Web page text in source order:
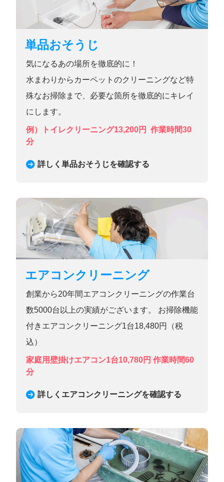
単品おそうじ
気になるあの場所を徹底的に！
水まわりからカーペットのクリーニングなど特
殊なお掃除まで、必要な箇所を徹底的にキレイ
にします。
例）トイレクリーニング13,200円
作業時間30
分
詳しく単品おそうじを確認する
エアコンクリーニング
創業から20年間エアコンクリーニングの作業台
数5000台以上の実績がございます。 お掃除機能
付きエアコンクリーニング1台18,480円（税
込）
家庭用壁掛けエアコン1台10,780円 作業時間60
分
詳しくエアコンクリーニングを確認する